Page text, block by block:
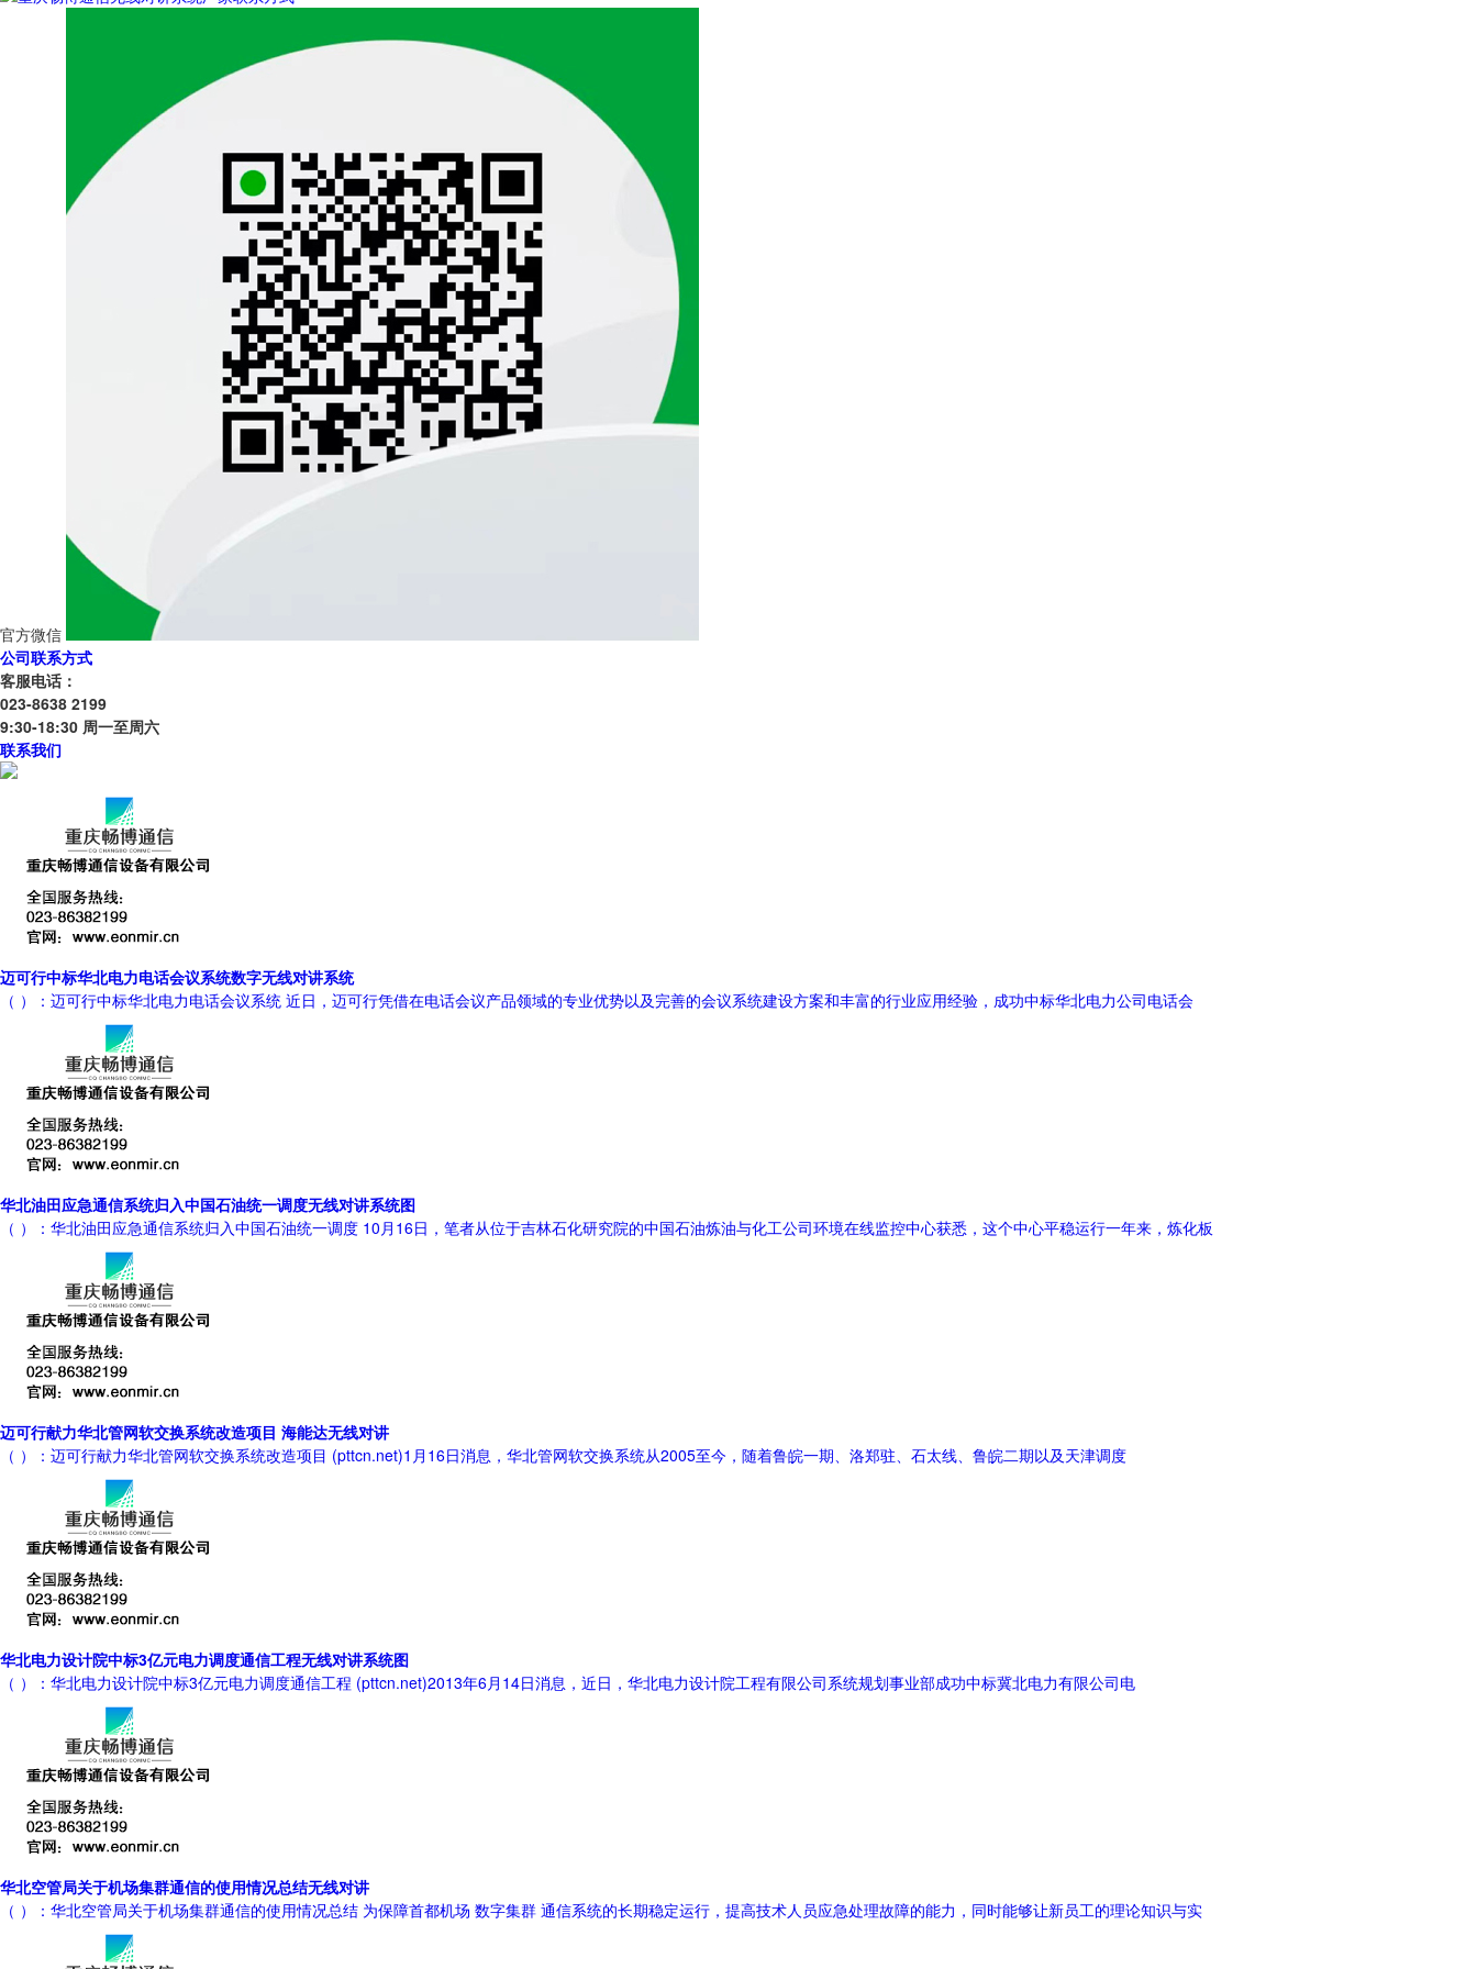
官方微信
公司联系方式
客服电话：
023-8638 2199
9:30-18:30 周一至周六
联系我们
迈可行中标华北电力电话会议系统数字无线对讲系统
（ ）：迈可行中标华北电力电话会议系统 近日，迈可行凭借在电话会议产品领域的专业优势以及完善的会议系统建设方案和丰富的行业应用经验，成功中标华北电力公司电话会
华北油田应急通信系统归入中国石油统一调度无线对讲系统图
（ ）：华北油田应急通信系统归入中国石油统一调度 10月16日，笔者从位于吉林石化研究院的中国石油炼油与化工公司环境在线监控中心获悉，这个中心平稳运行一年来，炼化板
迈可行献力华北管网软交换系统改造项目 海能达无线对讲
（ ）：迈可行献力华北管网软交换系统改造项目 (pttcn.net)1月16日消息，华北管网软交换系统从2005至今，随着鲁皖一期、洛郑驻、石太线、鲁皖二期以及天津调度
华北电力设计院中标3亿元电力调度通信工程无线对讲系统图
（ ）：华北电力设计院中标3亿元电力调度通信工程 (pttcn.net)2013年6月14日消息，近日，华北电力设计院工程有限公司系统规划事业部成功中标冀北电力有限公司电
华北空管局关于机场集群通信的使用情况总结无线对讲
（ ）：华北空管局关于机场集群通信的使用情况总结 为保障首都机场 数字集群 通信系统的长期稳定运行，提高技术人员应急处理故障的能力，同时能够让新员工的理论知识与实